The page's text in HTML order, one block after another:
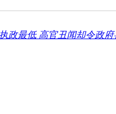
政最低 高官丑闻却令政